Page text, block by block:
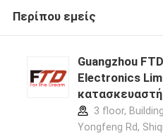
Περίπου εμείς
Guangzhou
Electronics
κατασκευαστή
3 floor,
Yongfeng Rd,